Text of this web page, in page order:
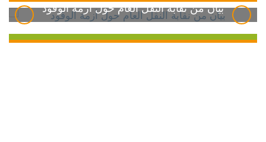
بيان من نقابة النقل العام حول أزمة الوقود